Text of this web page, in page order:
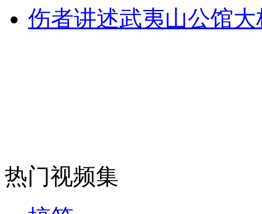
伤者讲述武夷山公馆
热门视频集